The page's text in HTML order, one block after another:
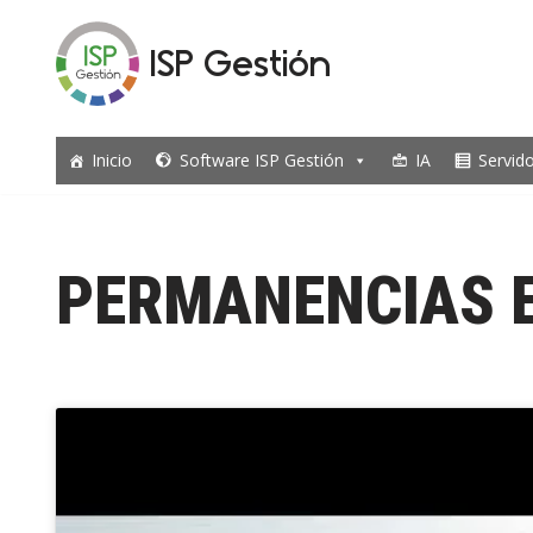
Saltar
contenido
ISP Gestión
Inicio Software ISP Gestión IA
PERMANENCIAS